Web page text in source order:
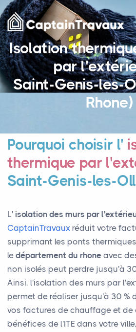
Isolation
par
Saint-Genis-les-
Rhone)
Pourquoi choisir l'
thermique par
Saint-Genis-les-
L' isolation des murs par
CaptainTravaux réduit votre
supprimant les ponts
le département du rhone avec
non isolés peut perdre jusqu'à
Ainsi, l'isolation des murs par
permet de réaliser jusqu'à 30 %
vos factures de chauffage et de
bénéfices de l'ITE dans votre